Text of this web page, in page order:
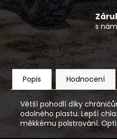
s
Popis Hodnocení
Větší pohodlí díky
odolného plastu. Lepší
měkkému polstrování.